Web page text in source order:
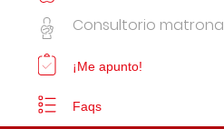
Consultorio matrona
¡Me apunto!
Faqs